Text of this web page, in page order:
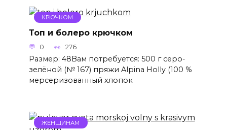
КРЮЧКОМ
Топ и болеро крючком
0 276
Размер: 48Вам потребуется: 500 г серо-
зелёной (№ 167) пряжи Alpina Holly (100 %
мерсеризованный хлопок
ЖЕНЩИНАМ